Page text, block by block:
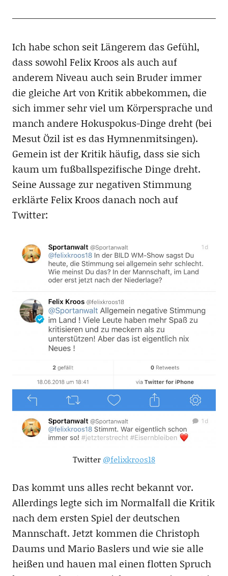
Ich habe schon seit Längerem das Gefühl,
dass sowohl Felix Kroos als auch auf
anderem Niveau auch sein Bruder immer
die gleiche Art von Kritik abbekommen, die
sich immer sehr viel um Körpersprache und
manch andere Hokuspokus-Dinge dreht (bei
Mesut Özil ist es das Hymnenmitsingen).
Gemein ist der Kritik häufig, dass sie sich
kaum um fußballspezifische Dinge dreht.
Seine Aussage zur negativen Stimmung
erklärte Felix Kroos danach noch auf
Twitter:
Twitter @felixkroos18
Das kommt uns alles recht bekannt vor.
Allerdings legte sich im Normalfall die Kritik
nach dem ersten Spiel der deutschen
Mannschaft. Jetzt kommen die Christoph
Daums und Mario Baslers und wie sie alle
heißen und hauen mal einen flotten Spruch